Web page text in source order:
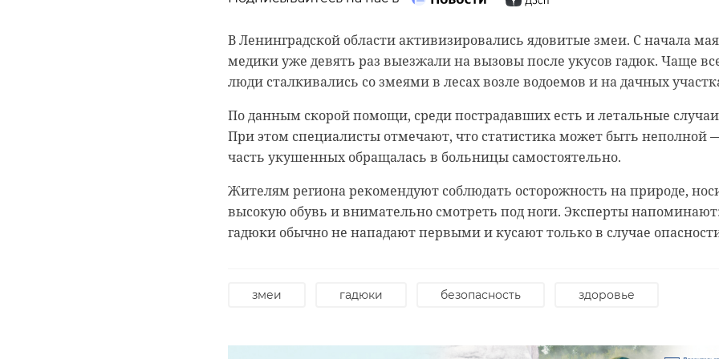
В Ленинградской области активизировались ядовитые змеи. С начала мая
медики уже девять раз выезжали на вызовы после укусов гадюк. Чаще
люди сталкивались со змеями в лесах возле водоемов и на дачных
По данным скорой помощи, среди пострадавших есть и летальные
При этом специалисты отмечают, что статистика может быть неполной
часть укушенных обращалась в больницы самостоятельно.
Жителям региона рекомендуют соблюдать осторожность на природе,
высокую обувь и внимательно смотреть под ноги. Эксперты
гадюки обычно не нападают первыми и кусают только в случае
змеи гадюки безопасность здоровье
может подниматься до +30 градусов, а в густой зимней шубке становится
комфортной зимовки.
Как рассказали в зоопарке, состриженную шерсть отдают в
используют для гнездового материала у многих видов.
горит квартира-студия. Площадь пожара уточняется. Угроза
Огнеборцы спасли шестерых человек, которые проживают в соседних
квартирах. Есть ли пострадавшие, пока неизвестно.
Фото: https://max.ru/id7839306722_gos/AZ5LX8Fhctc